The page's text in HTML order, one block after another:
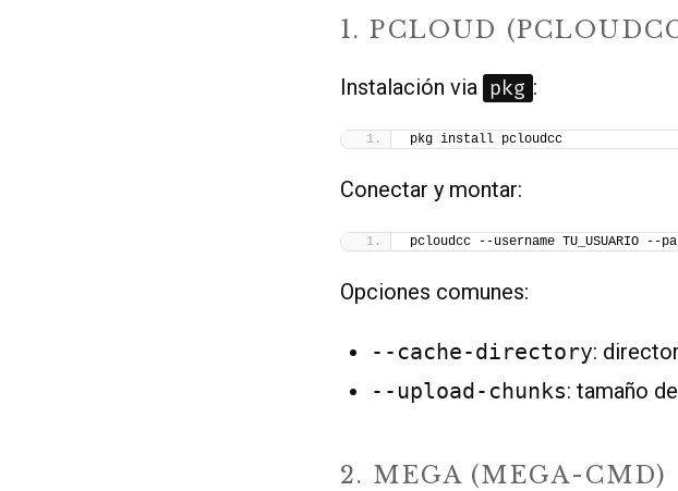
1. PCLOUD
Instalación via pkg :
pkg install pcloudcc
Conectar y montar:
pcloudcc --username TU_USUARIO --
Opciones comunes:
--cache-directory:
--upload-chunks: tamaño
2. MEGA (MEGA-CMD)